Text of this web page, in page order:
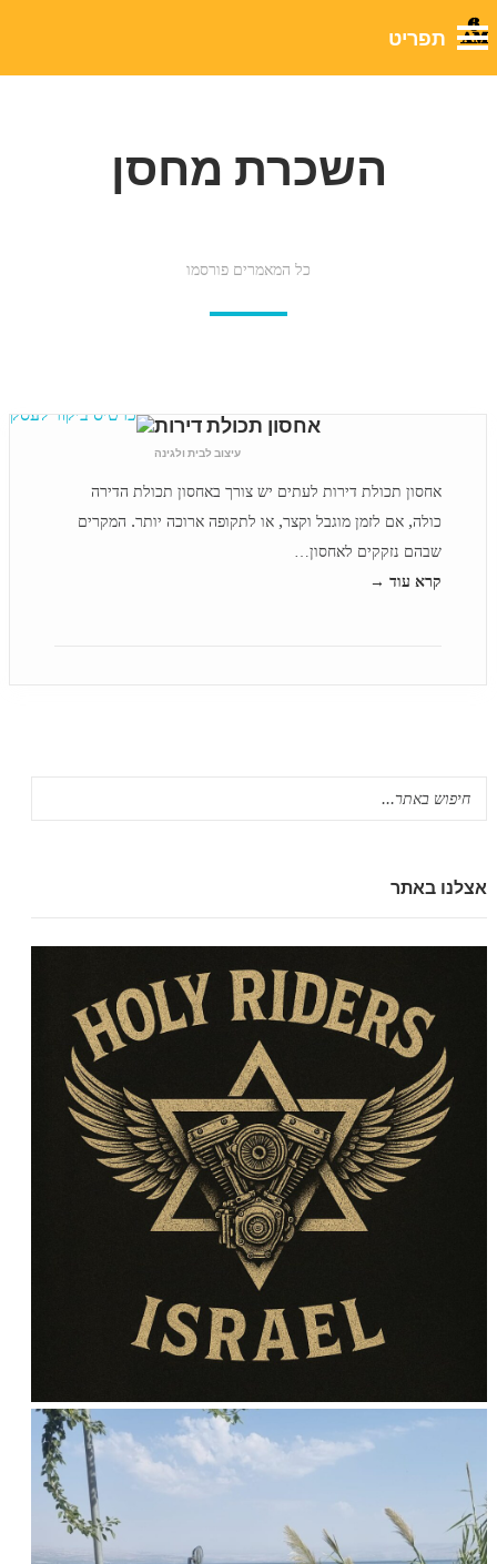
השכרת מחסן
כל המאמרים פורסמו
אחסון תכולת דירות
עיצוב לבית ולגינה
אחסון תכולת דירות לעתים יש צורך באחסון תכולת הדירה
כולה, אם לזמן מוגבל וקצר, או לתקופה ארוכה יותר. המקרים
שבהם נזקקים לאחסון…
קרא עוד →
אצלנו באתר